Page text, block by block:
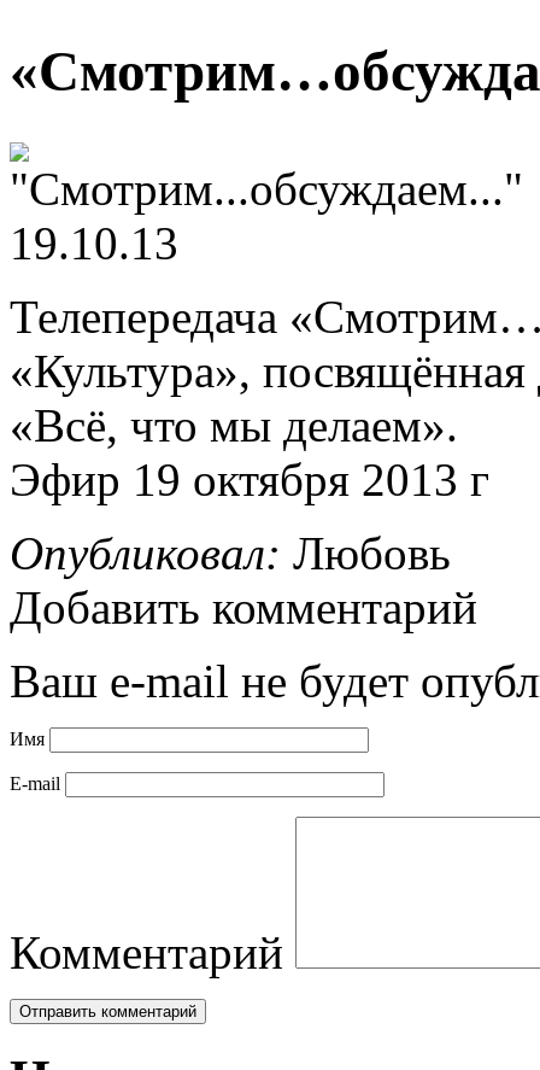
Телепередача
«Культура»,
«Всё, что мы делаем».
Эфир 19 октября 2013 г
Опубликовал: Любовь
Добавить комментарий
Ваш e-mail не будет
Имя
E-mail
Комментарий